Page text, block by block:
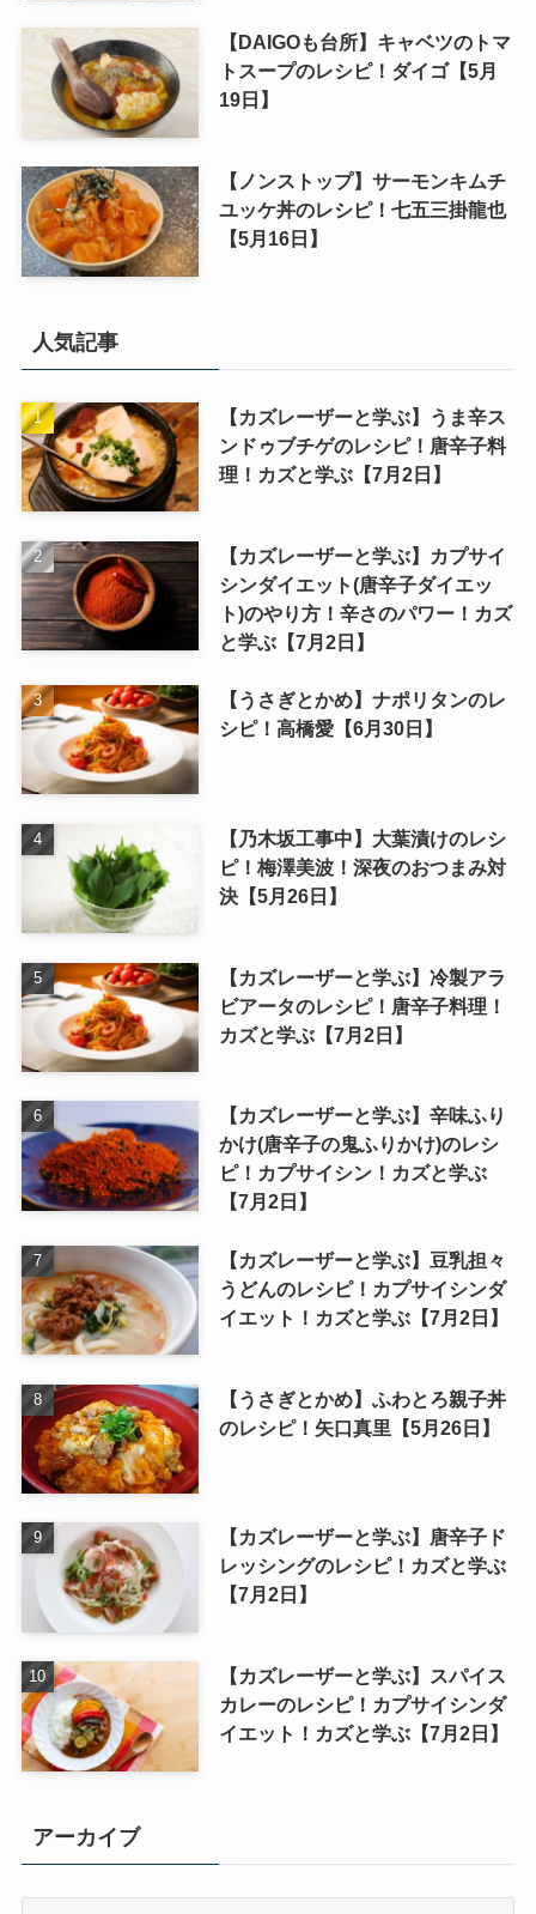
【DAIGOも台所】キャベツのトマ
トスープのレシピ！ダイゴ【5月
19日】
【ノンストップ】サーモンキムチ
ユッケ丼のレシピ！七五三掛龍也
【5月16日】
人気記事
【カズレーザーと学ぶ】うま辛ス
ンドゥブチゲのレシピ！唐辛子料
理！カズと学ぶ【7月2日】
【カズレーザーと学ぶ】カプサイ
シンダイエット(唐辛子ダイエッ
ト)のやり方！辛さのパワー！カズ
と学ぶ【7月2日】
【うさぎとかめ】ナポリタンのレ
シピ！高橋愛【6月30日】
【乃木坂工事中】大葉漬けのレシ
ピ！梅澤美波！深夜のおつまみ対
決【5月26日】
【カズレーザーと学ぶ】冷製アラ
ビアータのレシピ！唐辛子料理！
カズと学ぶ【7月2日】
【カズレーザーと学ぶ】辛味ふり
かけ(唐辛子の鬼ふりかけ)のレシ
ピ！カプサイシン！カズと学ぶ
【7月2日】
【カズレーザーと学ぶ】豆乳担々
うどんのレシピ！カプサイシンダ
イエット！カズと学ぶ【7月2日】
【うさぎとかめ】ふわとろ親子丼
のレシピ！矢口真里【5月26日】
【カズレーザーと学ぶ】唐辛子ド
レッシングのレシピ！カズと学ぶ
【7月2日】
【カズレーザーと学ぶ】スパイス
カレーのレシピ！カプサイシンダ
イエット！カズと学ぶ【7月2日】
アーカイブ